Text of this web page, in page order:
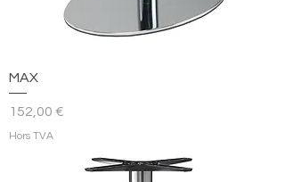
MAX
Prix
152,00 €
Hors TVA